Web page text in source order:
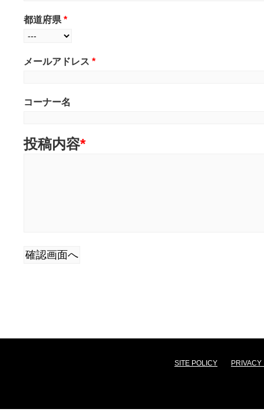
都道府県 *
メールアドレス *
コーナー名
投稿内容*
SITE POLICY